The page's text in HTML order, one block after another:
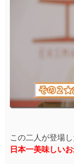
この二人が登場
日本一美味しい